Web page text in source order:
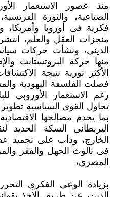
منذ عصور الاستعمار
الصناعية، والثورة
فكرية فى أوروبا وأمريكا،
منجزات العقل والعلم،
الديني، ونشأت حركات
منها حركة البروتستانت
الأكثر ثورية نتيجة
فصلت الفلسفة اليهودية
رغم الاستعمار الأوروبى
تحاول القوى السياسية تطوير
بما يخدم مصالحها
البريطانى السكة
الخارج، ودأب على تجميد
فى ثالوث الجهل والفقر
المصري،
بزيادة الوعى الفكرى